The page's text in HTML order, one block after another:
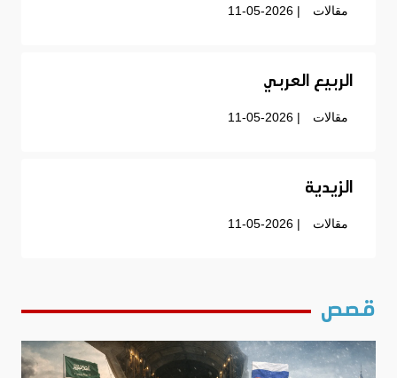
مقالات | 11-05-2026
الربيع العربي
مقالات | 11-05-2026
الزيدية
مقالات | 11-05-2026
قصص